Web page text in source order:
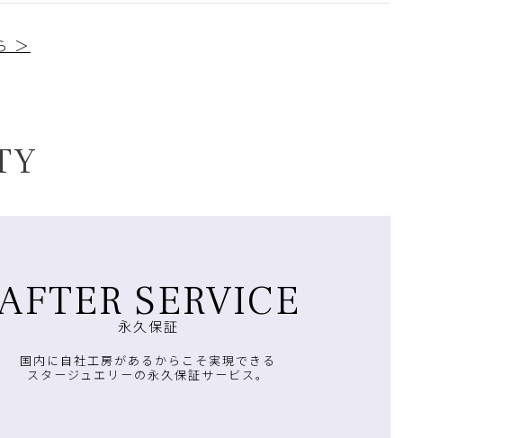
＞
SERVICE
永久保証
国内に自社工房があるからこそ実現できる
スタージュエリーの永久保証サービス。